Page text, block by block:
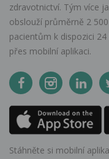
zdravotnictví. Tým více
obslouží průměrně 2
pacientům k dispozici
přes mobilní aplikaci.
Stáhněte si mobilní